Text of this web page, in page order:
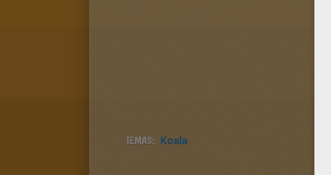
TEMAS: Koala